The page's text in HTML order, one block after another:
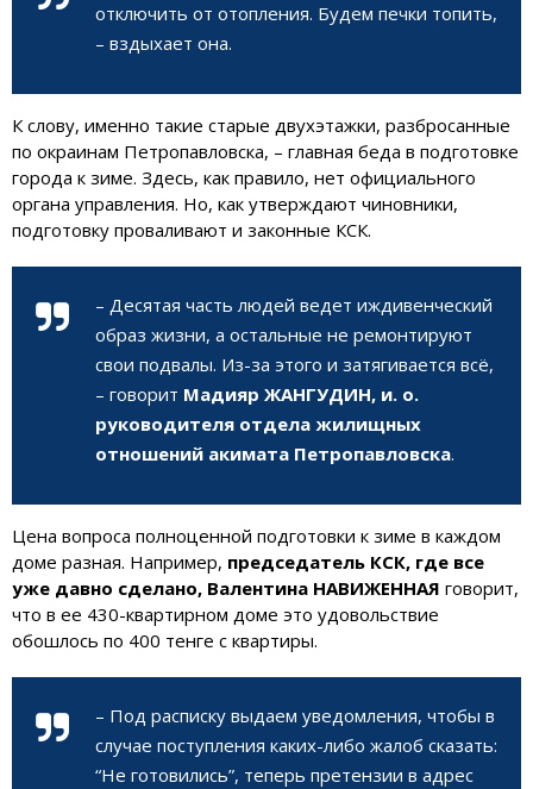
отключить от отопления. Будем печки топить,
– вздыхает она.
К слову, именно такие старые двухэтажки, разбросанные
по окраинам Петропавловска, – главная беда в подготовке
города к зиме. Здесь, как правило, нет официального
органа управления. Но, как утверждают чиновники,
подготовку проваливают и законные КСК.
– Десятая часть людей ведет иждивенческий
образ жизни, а остальные не ремонтируют
свои подвалы. Из-за этого и затягивается всё,
– говорит Мадияр ЖАНГУДИН, и. о.
руководителя отдела жилищных
отношений акимата Петропавловска.
Цена вопроса полноценной подготовки к зиме в каждом
доме разная. Например, председатель КСК, где все
уже давно сделано, Валентина НАВИЖЕННАЯ говорит,
что в ее 430-квартирном доме это удовольствие
обошлось по 400 тенге с квартиры.
– Под расписку выдаем уведомления, чтобы в
случае поступления каких-либо жалоб сказать:
“Не готовились”, теперь претензии в адрес